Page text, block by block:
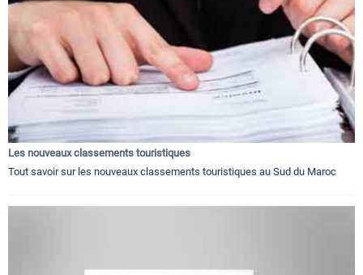
Les nouveaux classements touristiques
Tout savoir sur les nouveaux classements touristiques au Sud du Maroc